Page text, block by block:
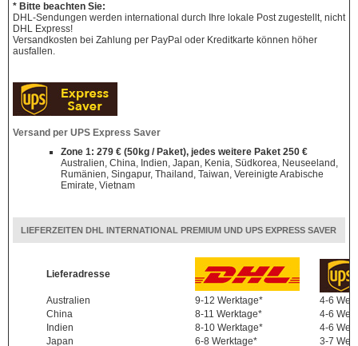
* Bitte beachten Sie:
DHL-Sendungen werden international durch Ihre lokale Post zugestellt, nicht
DHL Express!
Versandkosten bei Zahlung per PayPal oder Kreditkarte können höher
ausfallen.
Versand per UPS Express Saver
Zone 1: 279 € (50kg / Paket), jedes weitere Paket 250 €
Australien, China, Indien, Japan, Kenia, Südkorea, Neuseeland,
Rumänien, Singapur, Thailand, Taiwan, Vereinigte Arabische
Emirate, Vietnam
LIEFERZEITEN DHL INTERNATIONAL PREMIUM UND UPS EXPRESS SAVER
Lieferadresse
Australien 9-12 Werktage*
4-6
China
8-11 Werktage*
4-6
Indien
8-10 Werktage*
4-6
Japan
6-8 Werktage*
3-7